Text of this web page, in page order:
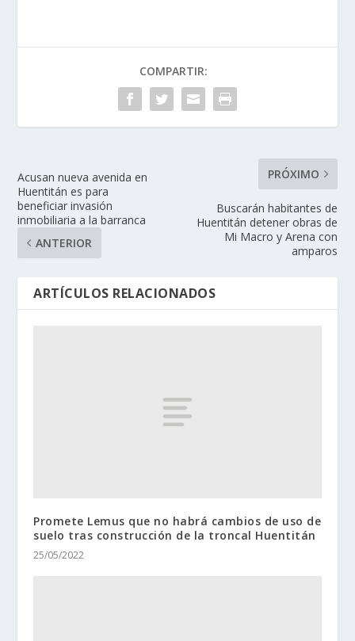
COMPARTIR:
Acusan nueva avenida en
Huentitán es para
beneficiar invasión
inmobiliaria a la barranca
ANTERIOR
PRÓXIMO
Buscarán habitantes de
Huentitán detener obras de
Mi Macro y Arena con
amparos
ARTÍCULOS RELACIONADOS
Promete Lemus que no habrá cambios de uso de
suelo tras construcción de la troncal Huentitán
25/05/2022